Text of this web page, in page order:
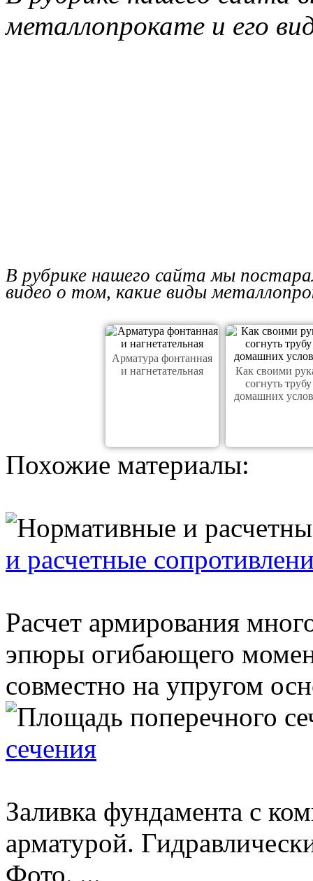
металлопрокате и его
В рубрике нашего сайта мы
видео о том, какие виды
Арматура фонтанная
и нагнетательная
Как своими
согнуть
домашних
Похожие материалы:
и расчетные
Расчет армирования
эпюры огибающего
совместно на упругом
сечения
Заливка фундамента с
арматурой.
Фото. ...